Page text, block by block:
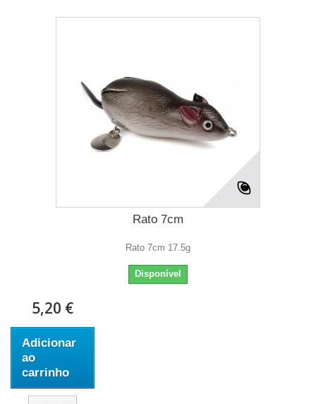
Rato 7cm
Rato 7cm 17.5g
Disponível
5,20 €
Adicionar
ao
carrinho